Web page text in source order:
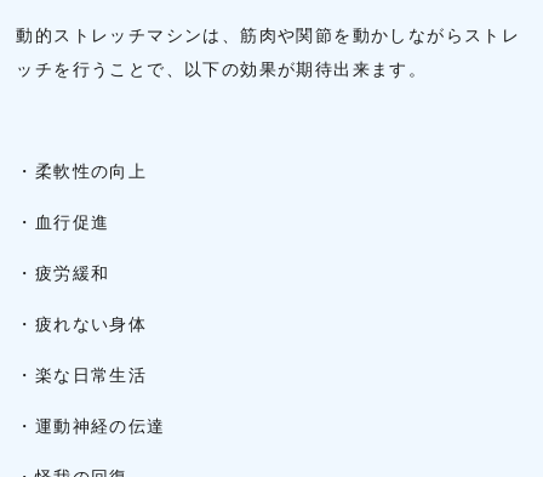
動的ストレッチマシンは、筋肉や関節を動かしながらストレ
ッチを行うことで、以下の効果が期待出来ます。
・柔軟性の向上
・血行促進
・疲労緩和
・疲れない身体
・楽な日常生活
・運動神経の伝達